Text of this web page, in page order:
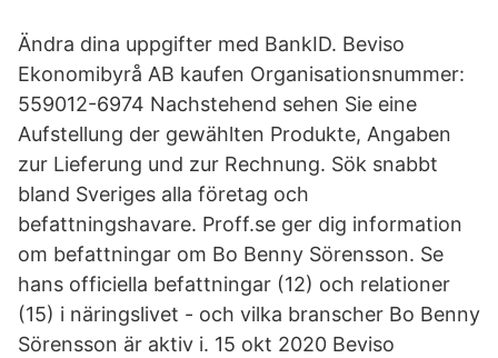
Ändra dina uppgifter med BankID. Beviso
Ekonomibyrå AB kaufen Organisationsnummer:
559012-6974 Nachstehend sehen Sie eine
Aufstellung der gewählten Produkte, Angaben
zur Lieferung und zur Rechnung. Sök snabbt
bland Sveriges alla företag och
befattningshavare. Proff.se ger dig information
om befattningar om Bo Benny Sörensson. Se
hans officiella befattningar (12) och relationer
(15) i näringslivet - och vilka branscher Bo Benny
Sörensson är aktiv i. 15 okt 2020 Beviso